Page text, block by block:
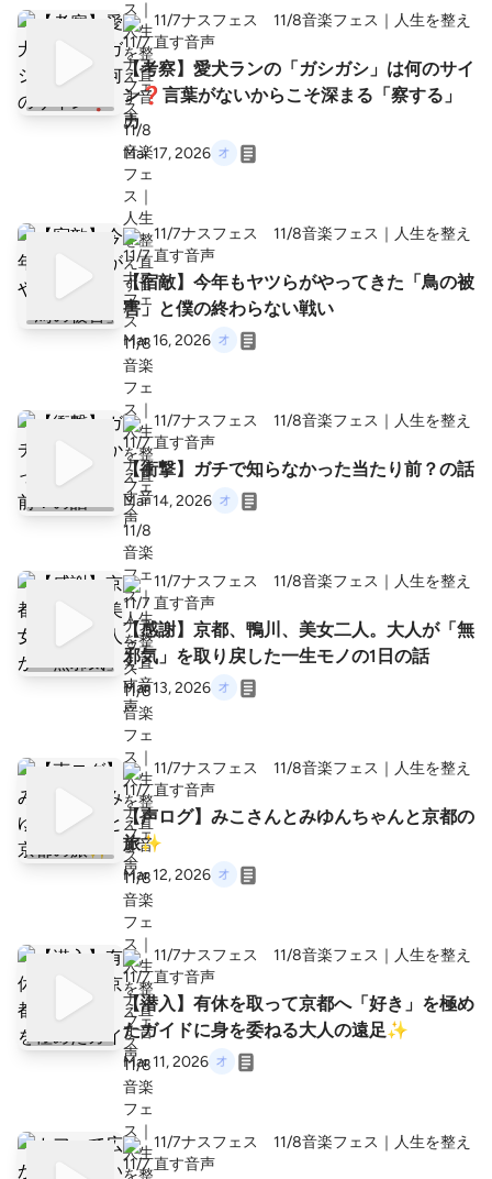
11/7ナスフェス 11/8音楽フェス｜人生を整え
直す音声
【考察】愛犬ランの「ガシガシ」は何のサイ
ン❓言葉がないからこそ深まる「察する」
カ
Mar 17, 2026
11/7ナスフェス 11/8音楽フェス｜人生を整え
直す音声
【宿敵】今年もヤツらがやってきた「鳥の被
害」と僕の終わらない戦い
Mar 16, 2026
11/7ナスフェス 11/8音楽フェス｜人生を整え
直す音声
【衝撃】ガチで知らなかった当たり前？の話
Mar 14, 2026
11/7ナスフェス 11/8音楽フェス｜人生を整え
直す音声
【感謝】京都、鴨川、美女二人。大人が「無
邪気」を取り戻した一生モノの1日の話
Mar 13, 2026
11/7ナスフェス 11/8音楽フェス｜人生を整え
直す音声
【声ログ】みこさんとみゆんちゃんと京都の
旅✨
Mar 12, 2026
11/7ナスフェス 11/8音楽フェス｜人生を整え
直す音声
【潜入】有休を取って京都へ「好き」を極め
たガイドに身を委ねる大人の遠足✨
Mar 11, 2026
11/7ナスフェス 11/8音楽フェス｜人生を整え
直す音声